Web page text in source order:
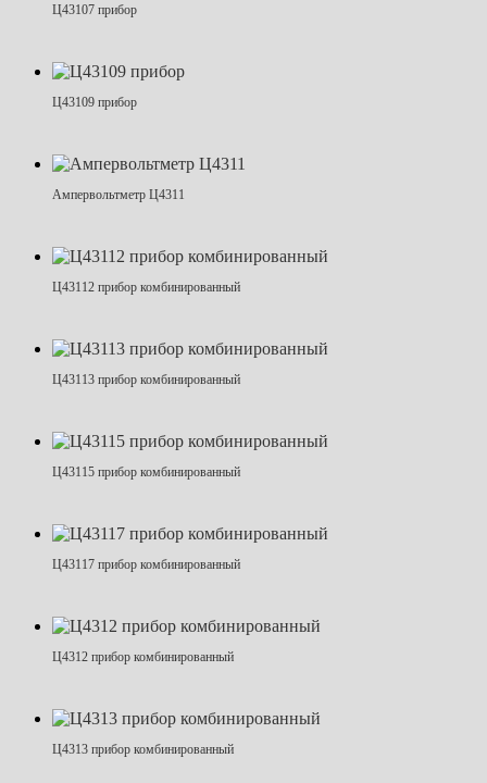
Ц43107 прибор
Ц43109 прибор
Ампервольтметр Ц4311
Ц43112 прибор комбинированный
Ц43113 прибор комбинированный
Ц43115 прибор комбинированный
Ц43117 прибор комбинированный
Ц4312 прибор комбинированный
Ц4313 прибор комбинированный